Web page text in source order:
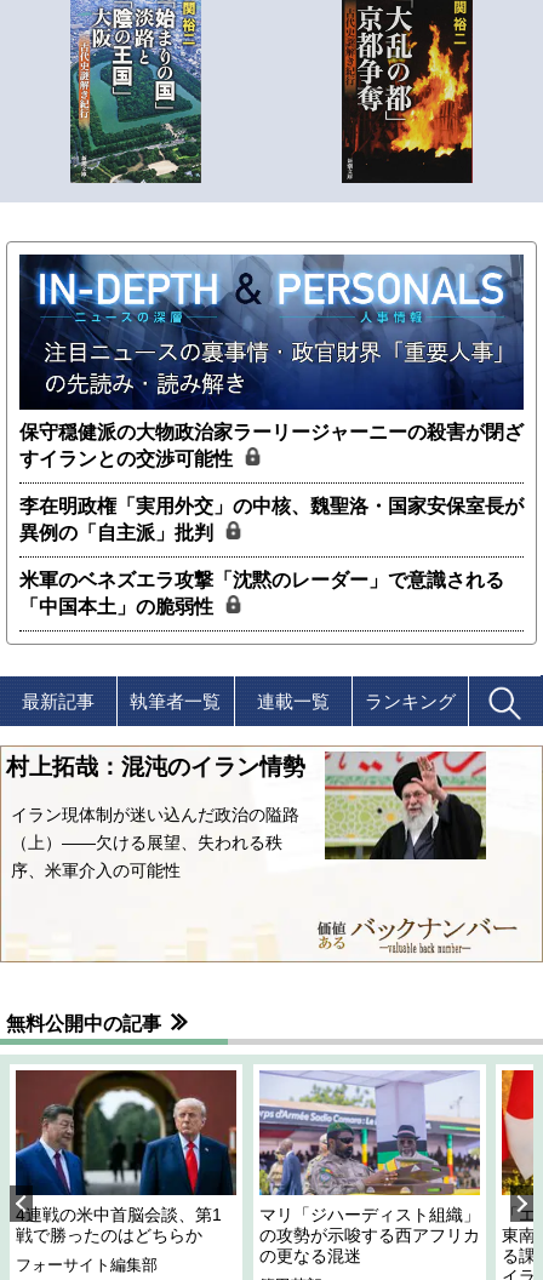
保守穏健派の大物政治家ラーリージャーニーの殺害が閉ざ
すイランとの交渉可能性
李在明政権「実用外交」の中核、魏聖洛・国家安保室長が
異例の「自主派」批判
米軍のベネズエラ攻撃「沈黙のレーダー」で意識される
「中国本土」の脆弱性
最新記事 執筆者一覧 連載一覧 ランキング
村上拓哉：混沌のイラン情勢
イラン現体制が迷い込んだ政治の隘路
（上）――欠ける展望、失われる秩
序、米軍介入の可能性
無料公開中の記事
4連戦の米中首脳会談、第1
戦で勝ったのはどちらか
フォーサイト編集部
マリ「ジハーディスト組織」
の攻勢が示唆する西アフリカ
の更なる混迷
「
東南
る課